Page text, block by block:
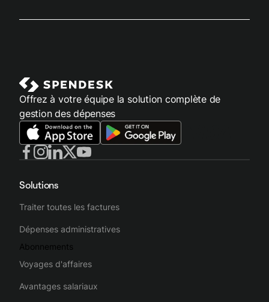
Offrez à votre équipe la solution complète de
gestion des dépenses
Solutions
Traiter toutes les factures
Dépenses administratives
Abonnements
Voyages d'affaires
Avantages salariaux